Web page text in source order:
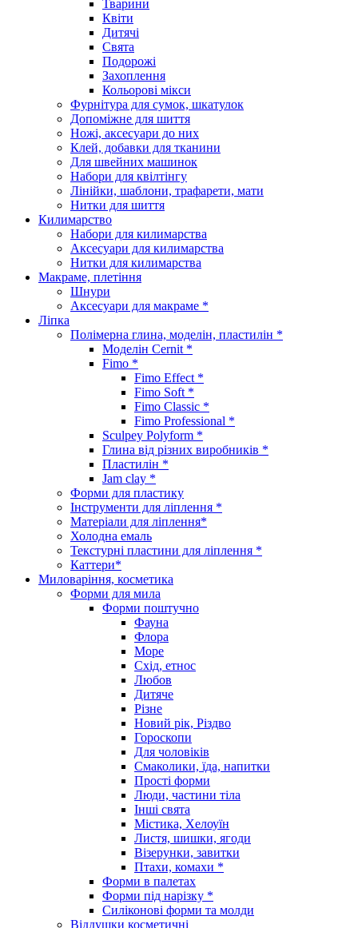
Тварини
Квіти
Дитячі
Свята
Подорожі
Захоплення
Кольорові мікси
Фурнітура для сумок, шкатулок
Допоміжне для шиття
Ножі, аксесуари до них
Клей, добавки для тканини
Для швейних машинок
Набори для квілтінгу
Лінійки, шаблони, трафарети, мати
Нитки для шиття
Килимарство
Набори для килимарства
Аксесуари для килимарства
Нитки для килимарства
Макраме, плетіння
Шнури
Аксесуари для макраме *
Ліпка
Полімерна глина, моделін, пластилін *
Моделін Cernit *
Fimo *
Fimo Effect *
Fimo Soft *
Fimo Classic *
Fimo Professional *
Sculpey Polyform *
Глина від різних виробників *
Пластилін *
Jam clay *
Форми для пластику
Інструменти для ліплення *
Матеріали для ліплення*
Холодна емаль
Текстурні пластини для ліплення *
Каттери*
Миловаріння, косметика
Форми для мила
Форми поштучно
Фауна
Флора
Море
Схід, етнос
Любов
Дитяче
Різне
Новий рік, Різдво
Гороскопи
Для чоловіків
Смаколики, їда, напитки
Прості форми
Люди, частини тіла
Інші свята
Містика, Хелоуїн
Листя, шишки, ягоди
Візерунки, завитки
Птахи, комахи *
Форми в палетах
Форми під нарізку *
Силіконові форми та молди
Віддушки косметичні